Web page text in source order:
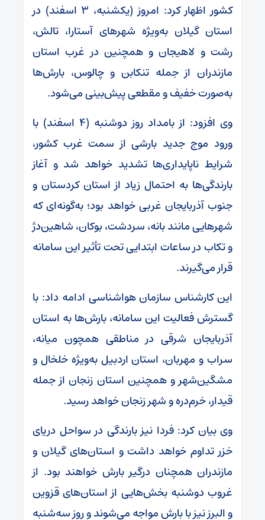
کشور اظهار کرد: امروز (یکشنبه، ۳ اسفند) در
استان گیلان به‌ویژه شهرهای آستارا، تالش،
رشت و لاهیجان و همچنین در غرب استان
مازندران از جمله تنکابن و چالوس، بارش‌ها
به‌صورت خفیف و مقطعی پیش‌بینی می‌شود.
وی افزود: از بامداد روز دوشنبه (۴ اسفند) با
ورود موج جدید بارشی از سمت غرب کشور،
شرایط ناپایداری‌ها تشدید خواهد شد و آغاز
بارندگی‌ها به احتمال زیاد از استان کردستان و
جنوب آذربایجان غربی خواهد بود؛ به‌گونه‌ای که
شهرهایی مانند بانه، سردشت، بوکان، شاهین‌دژ
و تکاب در ساعات ابتدایی تحت تأثیر این سامانه
قرار می‌گیرند.
این کارشناس سازمان هواشناسی ادامه داد: با
گسترش فعالیت این سامانه، بارش‌ها به استان
آذربایجان شرقی در مناطقی همچون میانه،
سراب و مهربان، استان اردبیل به‌ویژه خلخال و
مشگین‌شهر و همچنین استان زنجان از جمله
قیدار، خرم‌دره و شهر زنجان خواهد رسید.
وی بیان کرد: فردا نیز بارندگی در سواحل دریای
خزر تداوم خواهد داشت و استان‌های گیلان و
مازندران همچنان درگیر بارش خواهند بود. از
غروب دوشنبه بخش‌هایی از استان‌های قزوین
و البرز نیز با بارش مواجه می‌شوند و روز سه‌شنبه